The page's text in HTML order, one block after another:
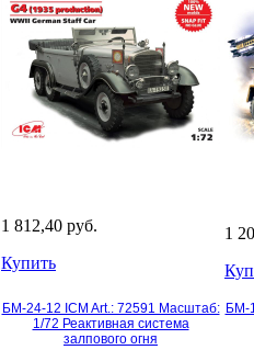
1 812,40 руб.
Купить
1
БМ-24-12 ICM Art.: 72591 Масштаб:
1/72 Реактивная система
залпового огня
БМ-